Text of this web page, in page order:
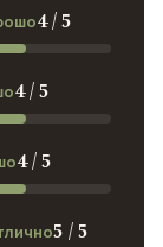
4 / 5
4 / 5
4 / 5
5 / 5